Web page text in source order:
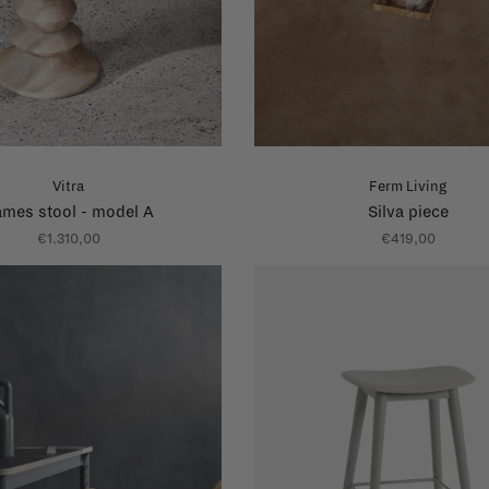
Vitra
stool - model A
€1.310,00
Ferm Living
Silva piece
€419,00